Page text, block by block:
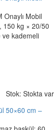
Onaylı Mobil
150 kg × 20/50
kademeli
Stok: Stokta var
50×60 cm –